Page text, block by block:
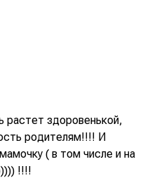
растет здоровенькой,
родителям!!!! И
( в том числе и на
!!!!